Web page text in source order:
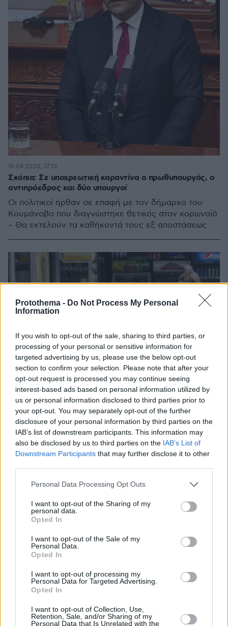
Protothema - Do Not Process My Personal
Information
If you wish to opt-out of the sale, sharing to third parties, or
processing of your personal or sensitive information for
targeted advertising by us, please use the below opt-out
section to confirm your selection. Please note that after your
opt-out request is processed you may continue seeing
interest-based ads based on personal information utilized by
us or personal information disclosed to third parties prior to
your opt-out. You may separately opt-out of the further
disclosure of your personal information by third parties on the
IAB’s list of downstream participants. This information may
also be disclosed by us to third parties on the IAB’s List of
Downstream Participants that may further disclose it to other
Please note that this website/app uses one or more Google
not limited to your visit or usage behaviour. You may click to
grant or deny consent to Google and its third-party tags to
use your data for below specified purposes in below Google
consent section.
Personal Data Processing Opt Outs
I want to opt-out of the Sharing of my
personal data.
Opted In
I want to opt-out of the Sale of my
Personal Data.
Opted In
I want to opt-out of processing my
Personal Data for Targeted Advertising.
Opted In
I want to opt-out of Collection, Use,
Retention, Sale, and/or Sharing of my
Personal Data that Is Unrelated with the
Σκόπια: Σε υποχρεωτική καραντίνα ο πρωθυπουργός, o
αντιπρόεδρος και δύο υπουργοί
Οι πολιτικοί ήρθαν σε επαφή με τον δήμαρχο του
Κουμάνοβο που διαγνώστηκε θετικός στον κορωνοϊό
– Θα εκτελούν τα καθήκοντά τους εξ αποστάσεως
16.04.2020, 17:13
Κορωνοϊός – Σκόπια: Απαγόρευση κυκλοφορίας
Κορωνοϊός: Η κυβέρνηση αποφάσισε να απαγορεύσει
την κυκλοφορία πολιτών από τις 9 το βράδυ έως τις 6
το πρωί – Μέχρι στιγμής τα επιβεβαιωμένα
κρούσματα ανέρχονται σε 85